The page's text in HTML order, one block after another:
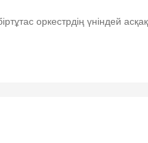
оркестрдің үніндей асқақ